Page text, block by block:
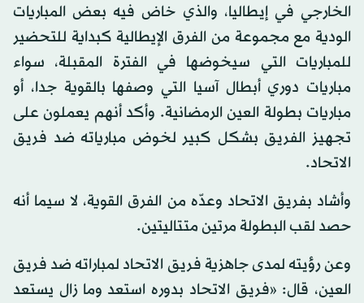
الخارجي في إيطاليا، والذي خاض فيه بعض المباريات
الودية مع مجموعة من الفرق الإيطالية كبداية للتحضير
للمباريات التي سيخوضها في الفترة المقبلة، سواء
مباريات دوري أبطال آسيا التي وصفها بالقوية جدا، أو
مباريات بطولة العين الرمضانية. وأكد أنهم يعملون على
تجهيز الفريق بشكل كبير لخوض مبارياته ضد فريق
الاتحاد.
وأشاد بفريق الاتحاد وعدّه من الفرق القوية، لا سيما أنه
حصد لقب البطولة مرتين متتاليتين.
وعن رؤيته لمدى جاهزية فريق الاتحاد لمباراته ضد فريق
العين، قال: «فريق الاتحاد بدوره استعد وما زال يستعد